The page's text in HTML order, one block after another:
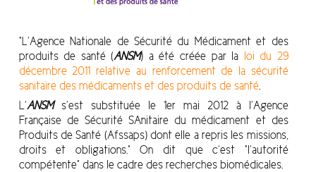
“L’Agence Nationale de Sécurité du Médicament et des
produits de santé (ANSM) a été créée par la loi du 29
décembre 2011 relative au renforcement de la sécurité
sanitaire des médicaments et des produits de santé.
L’ANSMs’est substituée le 1er mai 2012 à l’Agence
Française de Sécurité SAnitaire du médicament et des
Produits de Santé (Afssaps) dont elle a repris les missions,
droits et obligations.” On dit que c’est “l’autorité
compétente” dans le cadre des recherches biomédicales.